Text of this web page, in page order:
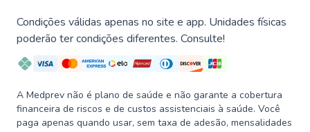
Condições válidas apenas no site e app. Unidades físicas
poderão ter condições diferentes. Consulte!
A Medprev não é plano de saúde e não garante a cobertura
financeira de riscos e de custos assistenciais à saúde. Você
paga apenas quando usar, sem taxa de adesão, mensalidades